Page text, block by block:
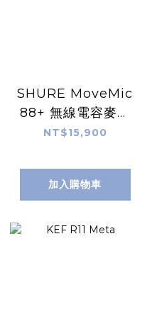
SHURE MoveMic
88+ 無線電容麥克
風套組
NT$15,900
加入購物車